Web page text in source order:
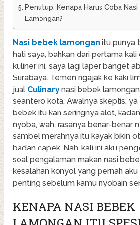
Penutup: Kenapa Harus Coba
Lamongan?
Nasi bebek lamongan itu punya
hati saya, bahkan dari pertama kali
kuliner ini, saya lagi laper banget
Surabaya. Temen ngajak ke kaki
jual Culinary nasi bebek
seantero kota. Awalnya skeptis, ya
bebek itu kan seringnya alot,
nyoba, wah, rasanya benar-benar
sambel merahnya itu kayak bikin
badan capek. Nah, kali ini aku
soal pengalaman makan nasi
kesalahan konyol yang pernah aku
penting sebelum kamu nyobain
KENAPA NASI BEBEK